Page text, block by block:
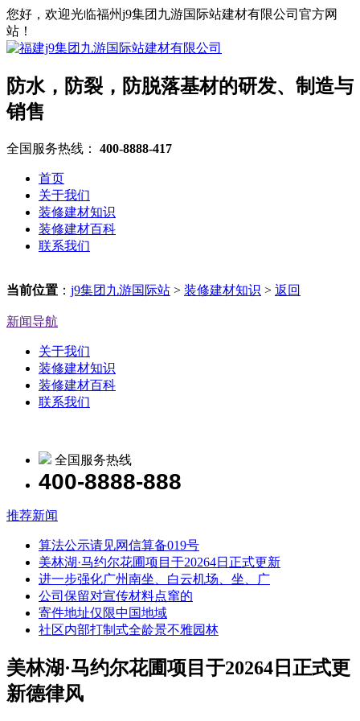
您好，欢迎光临福州j9集团九游国际站建材有限公司官方网
站！
防水，防裂，防脱落基材的研发、制造与
销售
全国服务热线： 400-8888-417
首页
关于我们
装修建材知识
装修建材百科
联系我们
当前位置 ： j9集团九游国际站 > 装修建材知识 > 返回
新闻导航
关于我们
装修建材知识
装修建材百科
联系我们
全国服务热线
400-8888-888
推荐新闻
算法公示请见网信算备019号
美林湖·马约尔花圃项目于20264日正式更新
进一步强化广州南坐、白云机场、坐、广
公司保留对宣传材料点窜的
寄件地址仅限中国地域
社区内部打制式全龄景不雅园林
美林湖·马约尔花圃项目于20264日正式更
新德律风